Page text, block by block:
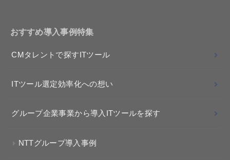
おすすめ導入事例特集
CMタレントで探すITツール
ITツール選定効率化への想い
グループ企業事業から導入ITツールを探す
NTTグループ導入事例